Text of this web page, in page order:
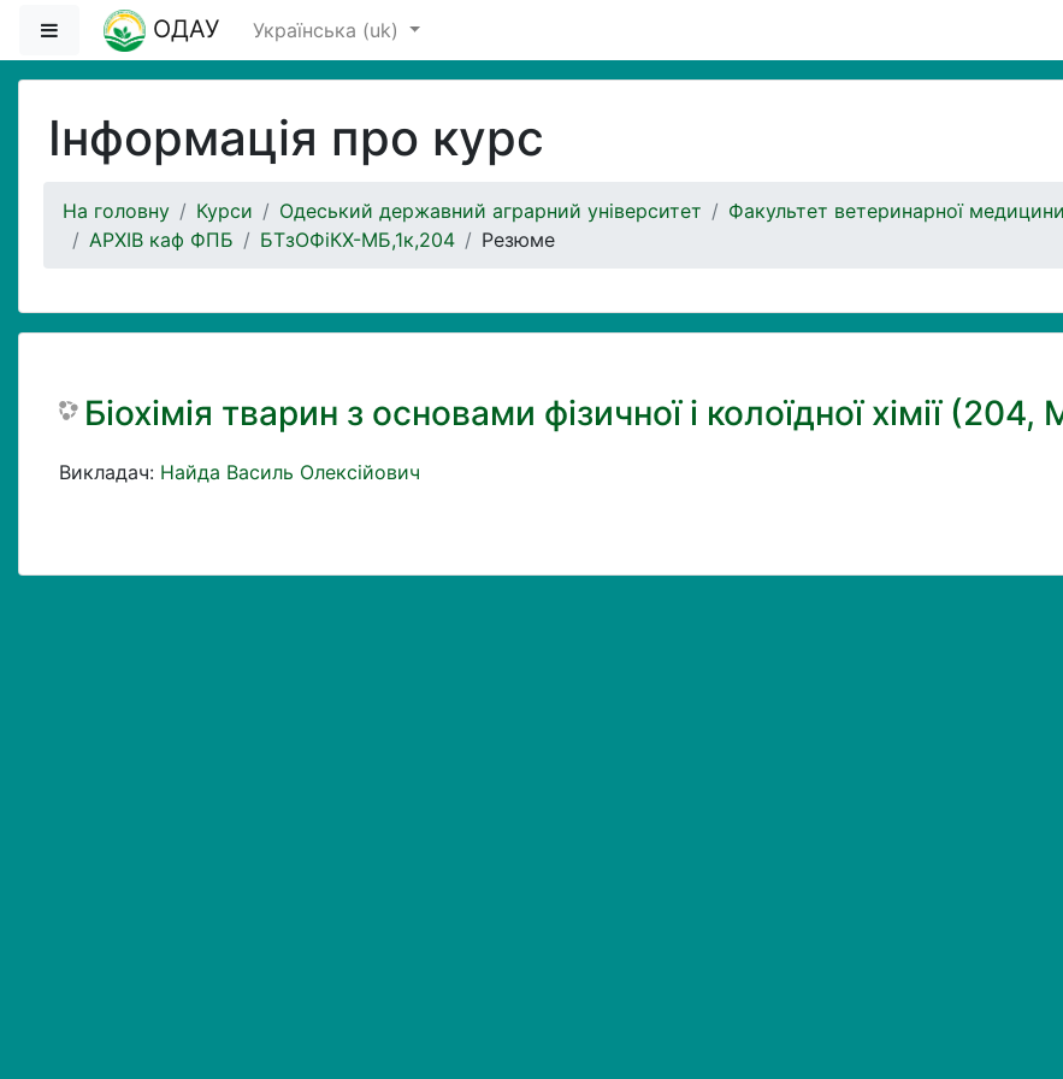
Перейти до головного вмісту
Бокова панель
ОДАУ Українська ‎(uk)‎
Інформація про курс
На головну Курси Одеський державний аграрний університет Факультет ветеринарної медицини
АРХІВ каф ФПБ
БТзОФіКХ-МБ,1к,204 Резюме
Біохімія тварин з основами фізичної і колоїдної хімії
Викладач: Найда Василь Олексійович